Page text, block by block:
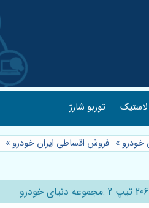
لاستیک توربو شارژ
» فروش اقساطی ایران خودرو »